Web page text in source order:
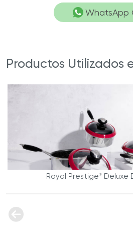
WhatsApp
Productos Utilizados
Royal Prestige® Deluxe